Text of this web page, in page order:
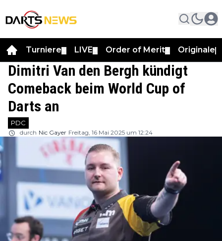
Turniere LIVE Order of Merit Originale
Dimitri Van den Bergh kündigt
Comeback beim World Cup of
Darts an
PDC
durch Nic Gayer Freitag, 16 Mai 2025 um 12:24